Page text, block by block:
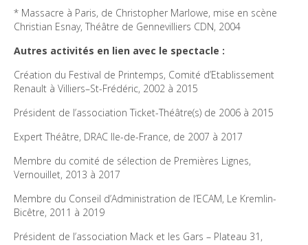
* Massacre à Paris, de Christopher Marlowe, mise en scène
Création du Festival de Printemps, Comité d’Etablissement
Membre du comité de sélection de Premières Lignes,
Membre du Conseil d’Administration de l’ECAM, Le Kremlin-
Président de l’association Mack et les Gars – Plateau 31,